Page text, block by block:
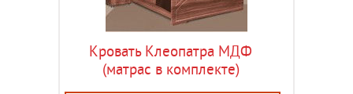
Кровать Клеопатра МДФ
(матрас в комплекте)